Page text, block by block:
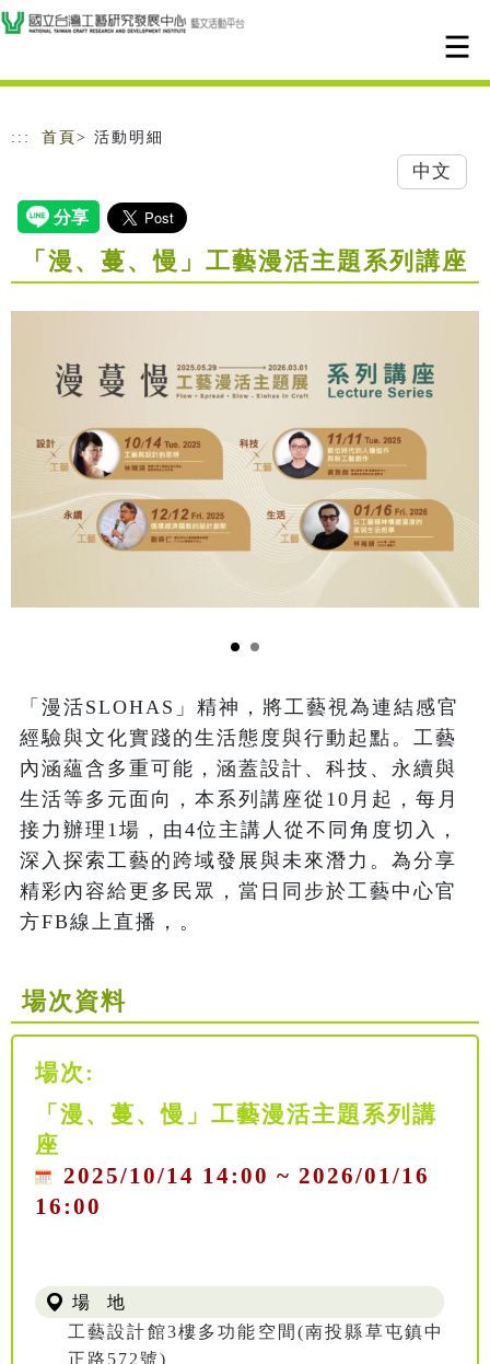
跳到主要內容
網站導覽
::: 首頁 > 活動明細
中文
「漫、蔓、慢」工藝漫活主題系列講座
「漫活SLOHAS」精神，將工藝視為連結感官
經驗與文化實踐的生活態度與行動起點。工藝
內涵蘊含多重可能，涵蓋設計、科技、永續與
生活等多元面向，本系列講座從10月起，每月
接力辦理1場，由4位主講人從不同角度切入，
深入探索工藝的跨域發展與未來潛力。為分享
精彩內容給更多民眾，當日同步於工藝中心官
方FB線上直播，。
場次資料
場次:
「漫、蔓、慢」工藝漫活主題系列講
座
2025/10/14 14:00 ~ 2026/01/16
16:00
場 地
工藝設計館3樓多功能空間(南投縣草屯鎮中
正路572號)